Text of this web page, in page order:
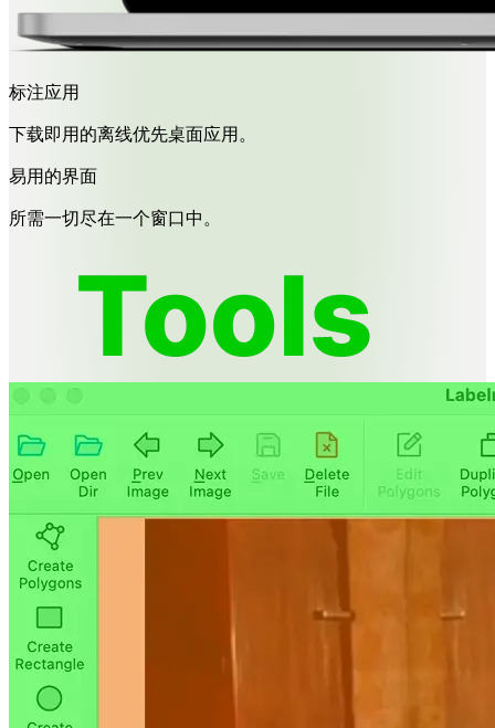
标注应用
下载即用的离线优先桌面应用。
易用的界面
所需一切尽在一个窗口中。